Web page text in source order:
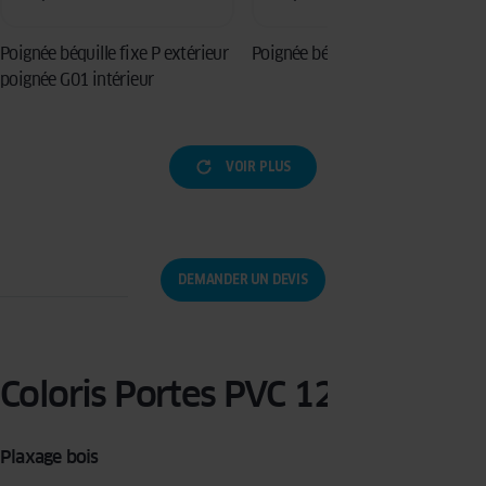
Poignée béquille fixe P extérieur
poignée G01 intérieur
Poignée béquille fixe U S03
VOIR PLUS
DEMANDER UN DEVIS
Coloris Portes PVC 120
Plaxage bois